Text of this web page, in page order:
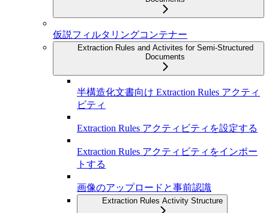
仮説フィルタリングコンテナー
Extraction Rules and Activites for Semi-Structured
Documents
半構造化文書向け Extraction Rules アクティ
ビティ
Extraction Rules アクティビティを設定する
Extraction Rules アクティビティをインポー
トする
画像のアップロードと事前認識
Extraction Rules Activity Structure